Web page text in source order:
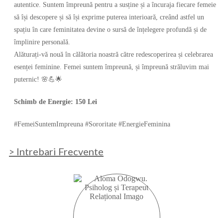
autentice. Suntem împreună pentru a susține și a încuraja fiecare femeie
să își descopere și să își exprime puterea interioară, creând astfel un
spațiu în care feminitatea devine o sursă de înțelegere profundă și de
împlinire personală.
Alăturați-vă nouă în călătoria noastră către redescoperirea și celebrarea
esenței feminine. Femei suntem împreună, și împreună străluvim mai
puternic! 🌸💪🌟
Schimb de Energie: 150 Lei
#FemeiSuntemImpreuna #Sororitate #EnergieFeminina
> Intrebari Frecvente